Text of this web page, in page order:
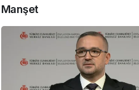
Gündüz Modu
Gündüz modunu seçin.
Manşet